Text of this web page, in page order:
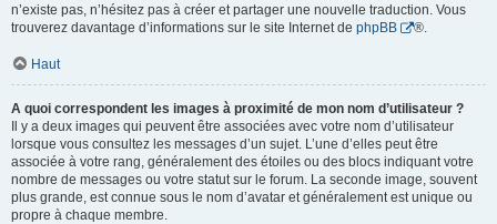
n’existe pas, n’hésitez pas à créer et partager une nouvelle traduction. Vous
trouverez davantage d’informations sur le site Internet de phpBB ®.
Haut
A quoi correspondent les images à proximité de mon nom d’utilisateur ?
Il y a deux images qui peuvent être associées avec votre nom d’utilisateur
lorsque vous consultez les messages d’un sujet. L’une d’elles peut être
associée à votre rang, généralement des étoiles ou des blocs indiquant votre
nombre de messages ou votre statut sur le forum. La seconde image, souvent
plus grande, est connue sous le nom d’avatar et généralement est unique ou
propre à chaque membre.